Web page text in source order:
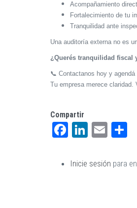
Acompañamiento
Fortalecimiento de tu
Tranquilidad ante
Una auditoría externa no es
¿Querés tranquilidad fiscal
📞 Contactanos hoy y
Tu empresa merece claridad.
Compartir
Facebook
LinkedIn
Email
Inicie sesión para